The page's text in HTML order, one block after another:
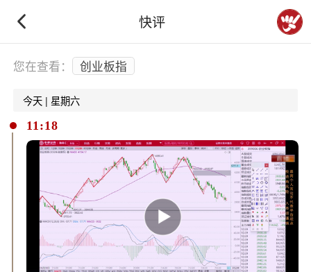
快评
下拉刷新
您在查看： 创业板指
今天 | 星期六
11:18